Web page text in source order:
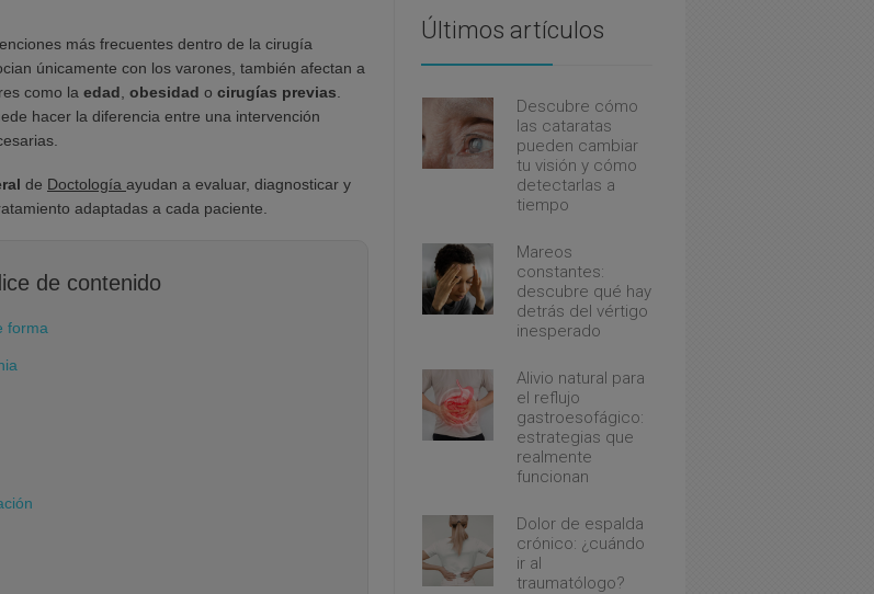
más frecuentes dentro de la cirugía
únicamente con los varones, también afectan a
como la edad obesidad o cirugías previas
hacer la diferencia entre una intervención
de Doctología ayudan a evaluar, diagnosticar y
adaptadas a cada paciente.
de contenido
forma
Últimos artículos
Descubre cómo
las cataratas
pueden cambiar
tu visión y cómo
detectarlas a
tiempo
Mareos
constantes:
descubre qué hay
detrás del vértigo
inesperado
Alivio natural para
el reflujo
gastroesofágico:
estrategias que
realmente
funcionan
Dolor de espalda
crónico: ¿cuándo
ir al
traumatólogo?